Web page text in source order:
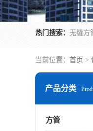
热门搜索： 无缝方
当前位置： 首页 >
产品分类
方管